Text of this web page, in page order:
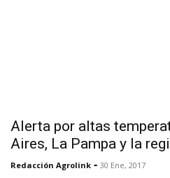
Alerta por altas
Aires, La Pampa y la
Redacción Agrolink - 30 Ene, 2017